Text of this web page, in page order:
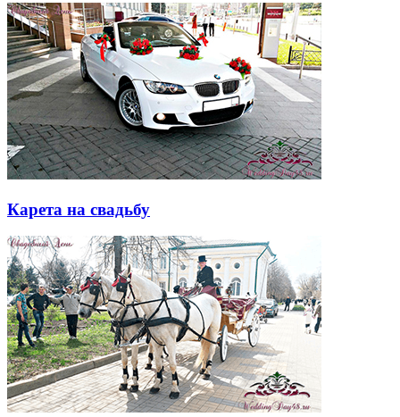
Карета на свадьбу